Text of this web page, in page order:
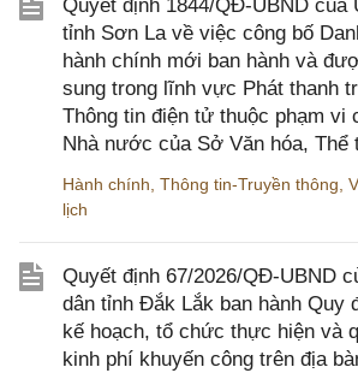
Quyết định 1844/QĐ-UBND của
tỉnh Sơn La về việc công bố
hành chính mới ban hành và
sung trong lĩnh vực Phát thanh
Thông tin điện tử thuộc phạm vi
Nhà nước của Sở Văn hóa, Thể
Hành chính, Thông tin-Truyền thông,
lịch
Quyết định 67/2026/QĐ-UBND
dân tỉnh Đắk Lắk ban hành Quy
kế hoạch, tổ chức thực hiện và
kinh phí khuyến công trên địa